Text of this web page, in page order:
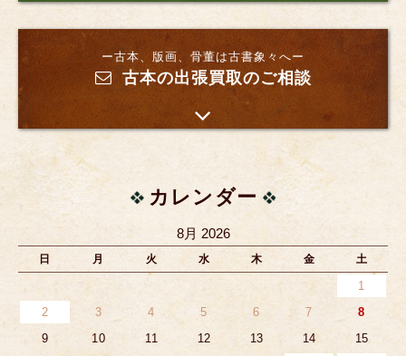
ー古本、版画、骨董は古書象々へー
古本の出張買取のご相談
カレンダー
8月 2026
日 月 火 水 木 金 土
1
2
3 4 5 6 7
8
9
10 11 12 13 14
15